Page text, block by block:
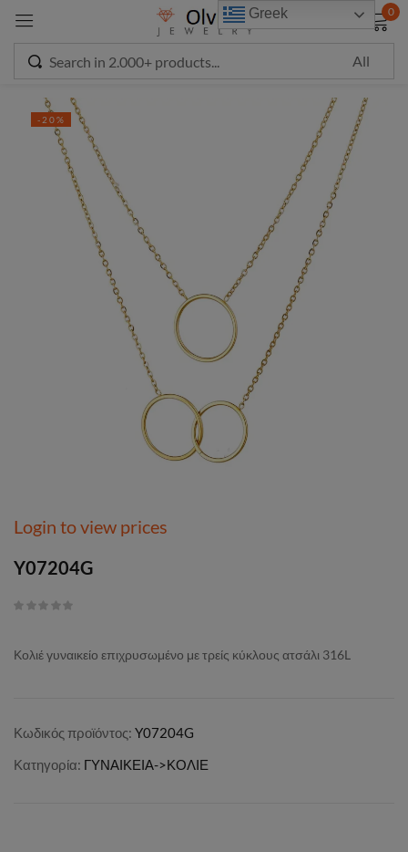
0
-20%
Login to view prices
Y07204G
Κολιέ γυναικείο επιχρυσωμένο με τρείς κύκλους ατσάλι 316L
Κωδικός προϊόντος: Y07204G
Κατηγορία: ΓΥΝΑΙΚΕΙΑ->ΚΟΛΙΕ
Greek
Sign in
Remember me Lost password?
CREATE AN ACCOUNT
modal-check